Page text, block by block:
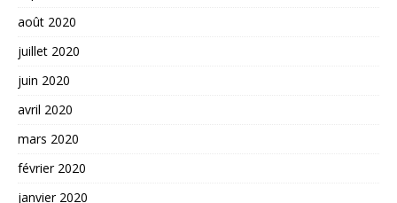
août 2020
juillet 2020
juin 2020
avril 2020
mars 2020
février 2020
janvier 2020